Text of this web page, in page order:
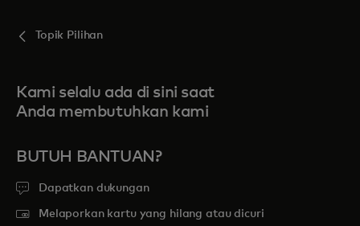
Topik Pilihan
Kami selalu ada di sini saat
Anda membutuhkan kami
BUTUH BANTUAN?
Dapatkan dukungan
Melaporkan kartu yang hilang atau dicuri